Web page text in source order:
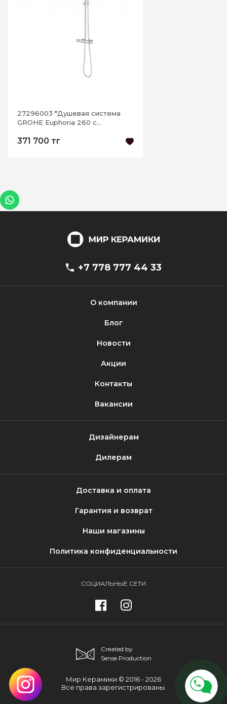
27296003 *Душевая система
GROHE Euphoria 260 с
371 700 тг
+7 778 777 44 33
О компании
Блог
Новости
Акции
Контакты
Вакансии
Дизайнерам
Дилерам
Доставка и оплата
Гарантия и возврат
Наши магазины
Политика конфиденциальности
СОЦИАЛЬНЫЕ СЕТИ
Мир Керамики © 2016 - 2026
Все права зарегистрированы.
Created by
Sense Production